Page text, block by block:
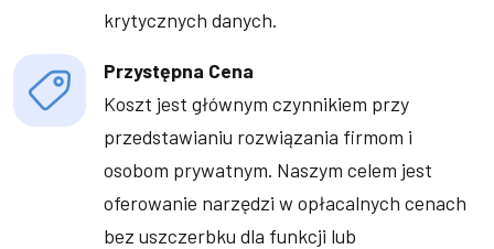
krytycznych danych.
Przystępna Cena
Koszt jest głównym czynnikiem przy
przedstawianiu rozwiązania firmom i
osobom prywatnym. Naszym celem jest
oferowanie narzędzi w opłacalnych cenach
bez uszczerbku dla funkcji lub